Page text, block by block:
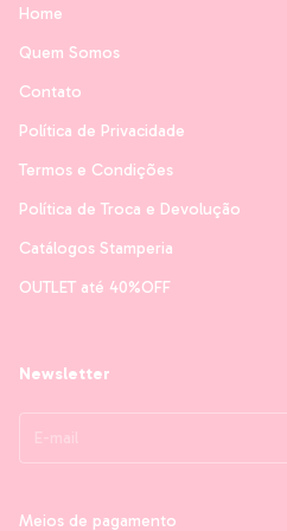
Home
Quem Somos
Contato
Política de Privacidade
Termos e Condições
Política de Troca e Devolução
Catálogos Stamperia
OUTLET até 40%OFF
Newsletter
Meios de pagamento